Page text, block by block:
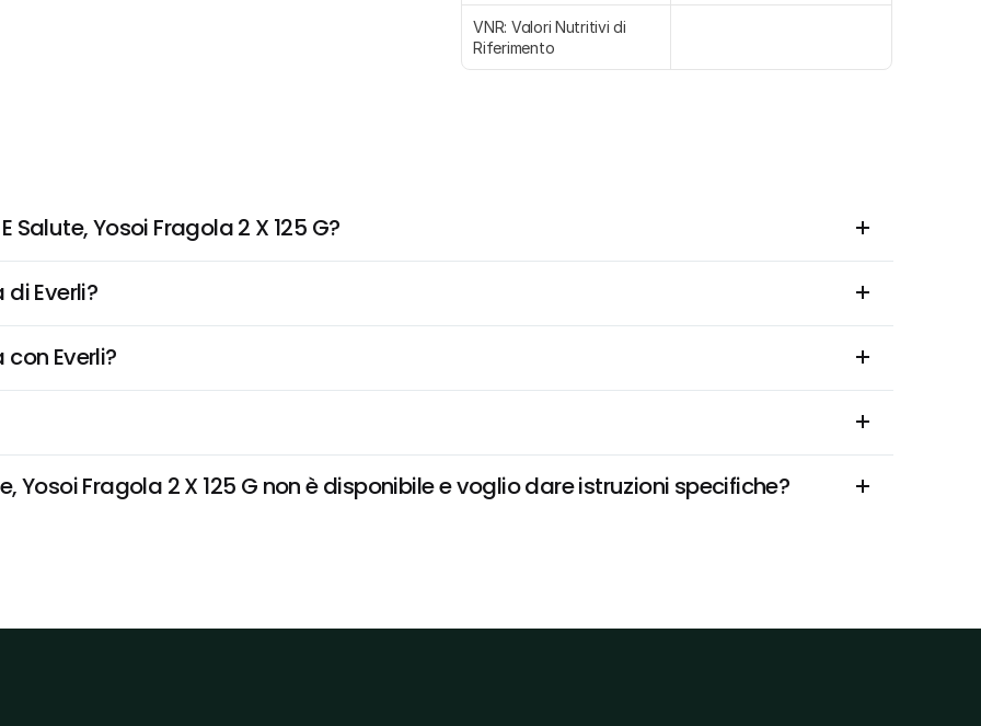
VNR: Valori Nutritivi di
Riferimento
Yosoi Fragola 2 X 125 G?
Everli?
Everli?
Yosoi Fragola 2 X 125 G non è disponibile e voglio dare istruzioni specifiche?